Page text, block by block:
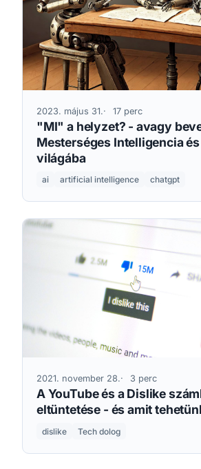
2023. május 31. 17 perc
"MI" a helyzet? - avagy
Mesterséges Intelligencia és
világába
ai artificial intelligence chatgpt
2021. november 28. 3 perc
A YouTube és a Dislike
eltüntetése - és amit
dislike Tech dolog